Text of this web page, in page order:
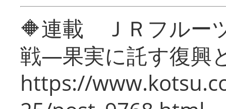
🔶連載 ＪＲフルー
戦―果実に託す復興
https://